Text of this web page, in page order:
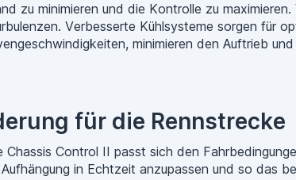
zu minimieren und die Kontrolle zu
Verbesserte Kühlsysteme sorgen für
minimieren den Auftrieb
für die Rennstrecke
Control II passt sich den
in Echtzeit anzupassen und so das